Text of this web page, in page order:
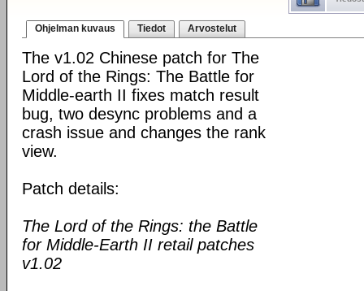
Ohjelman kuvaus Tiedot Arvostelut
The v1.02 Chinese patch for The
Lord of the Rings: The Battle for
Middle-earth II fixes match result
bug, two desync problems and a
crash issue and changes the rank
view.
Patch details:
The Lord of the Rings: the Battle
for Middle-Earth II retail patches
v1.02